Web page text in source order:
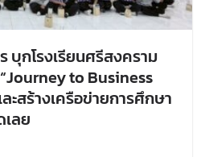
บุกโรงเรียนศรีสงคราม
to Business
ะสร้างเครือข่ายการศึกษา
ลย